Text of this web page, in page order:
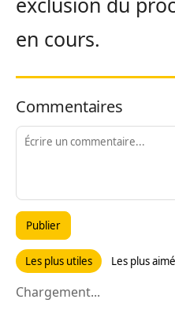
en cours.
Commentaires
Publier
Les plus utiles Les plus
Chargement...